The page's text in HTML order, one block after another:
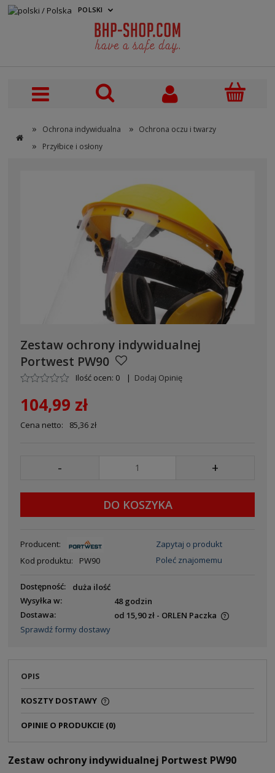
» Ochrona indywidualna » Ochrona oczu i twarzy
» Przyłbice i osłony
POLSKI
Zestaw ochrony indywidualnej
Portwest PW90
Ilość ocen: 0 | Dodaj Opinię
104,99 zł
Cena netto: 85,36 zł
- +
DO KOSZYKA
Producent:
Kod produktu:
PW90
Zapytaj o produkt
Poleć znajomemu
Dostępność:
duża ilość
Wysyłka w:
48 godzin
Dostawa:
od 15,90 zł - ORLEN Paczka
Sprawdź formy dostawy
OPIS
KOSZTY DOSTAWY
OPINIE O PRODUKCIE (0)
Zestaw ochrony indywidualnej Portwest PW90